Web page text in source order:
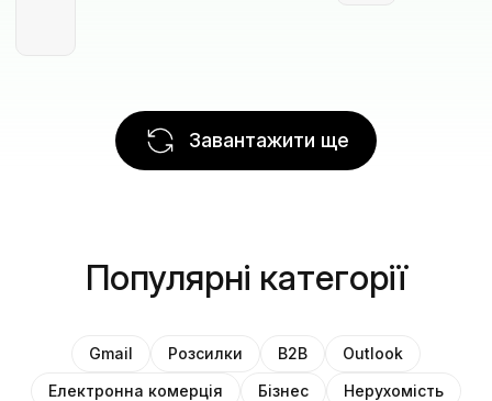
Завантажити ще
Популярні категорії
Gmail Розсилки B2B
Outlook
Електронна комерція
Бізнес
Нерухомість